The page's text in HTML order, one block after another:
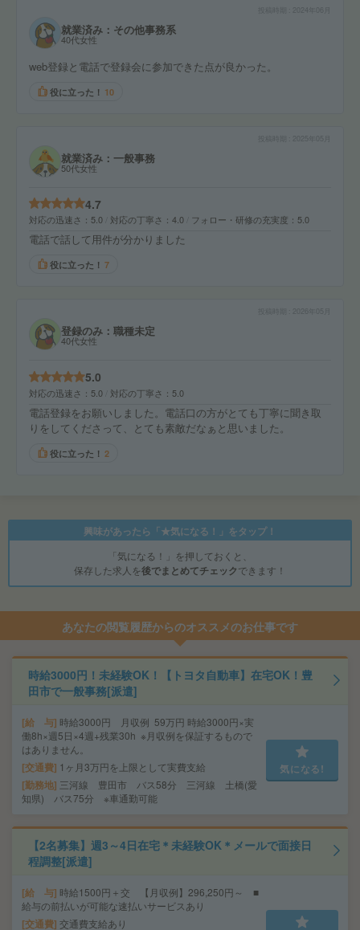
2024年06月
就業済み：その他事務系
40代女性
web登録と電話で登録会に参加できた点が良かった。
役に立った！ 10
2025年05月
就業済み：一般事務
50代女性
4.7
対応の迅速さ 5.0 対応の丁寧さ 4.0 フォロー・研修の充実度 5.0
電話で話して用件が分かりました
役に立った！ 7
2026年05月
登録のみ：職種未定
40代女性
5.0
対応の迅速さ 5.0 対応の丁寧さ 5.0
電話登録をお願いしました。電話口の方がとても丁寧に聞き取
りをしてくださって、とても素敵だなぁと思いました。
役に立った！ 2
興味があったら「★気になる！」をタップ！
「気になる！」を押しておくと、
保存した求人を後でまとめてチェックできます！
あなたの閲覧履歴からのオススメのお仕事です
時給3000円！未経験OK！【トヨタ自動車】在宅OK！豊
田市で一般事務[派遣]
給 与 時給3000円 月収例 59万円 時給3000円×実
働8h×週5日×4週+残業30h ※月収例を保証するもので
はありません。
交通費 1ヶ月3万円を上限として実費支給
勤務地 三河線 豊田市 バス58分 三河線 土橋(愛
知県) バス75分 ※車通勤可能
気になる!
【2名募集】週3～4日在宅＊未経験OK＊メールで面接日
程調整[派遣]
給 与 時給1500円＋交 【月収例】296,250円～ ■
給与の前払いが可能な速払いサービスあり
交通費 交通費支給あり